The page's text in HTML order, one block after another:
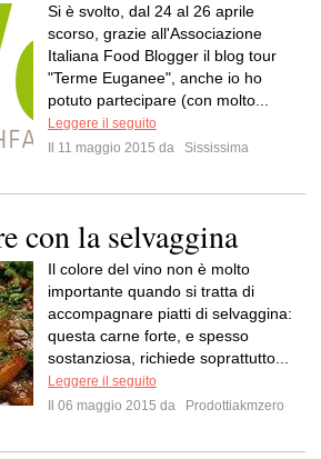
Si è svolto, dal 24 al 26 aprile
scorso, grazie all'Associazione
Italiana Food Blogger il blog tour
"Terme Euganee", anche io ho
potuto partecipare (con molto...
Leggere il seguito
Il 11 maggio 2015 da
Sississima
con la selvaggina
Il colore del vino non è molto
importante quando si tratta di
accompagnare piatti di selvaggina:
questa carne forte, e spesso
sostanziosa, richiede soprattutto...
Leggere il seguito
Il 06 maggio 2015 da
Prodottiakmzero